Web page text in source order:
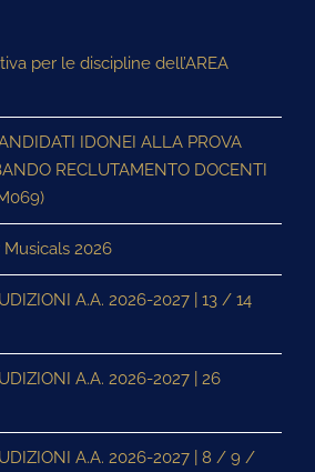
per le discipline dell’AREA
IDONEI ALLA PROVA
RECLUTAMENTO DOCENTI
2026
A.A. 2026-2027 | 13 / 14
A.A. 2026-2027 | 26
A.A. 2026-2027 | 8 / 9 /